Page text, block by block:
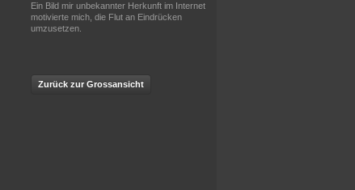
Ein Bild mir unbekannter Herkunft im Internet
motivierte mich, die Flut an Eindrücken
umzusetzen.
Zurück zur Grossansicht